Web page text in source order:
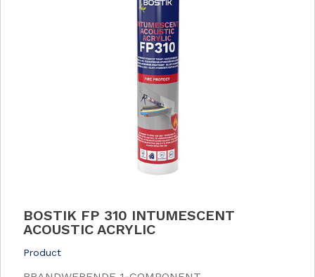
BOSTIK FP 310 INTUMESCENT
ACOUSTIC ACRYLIC
Product